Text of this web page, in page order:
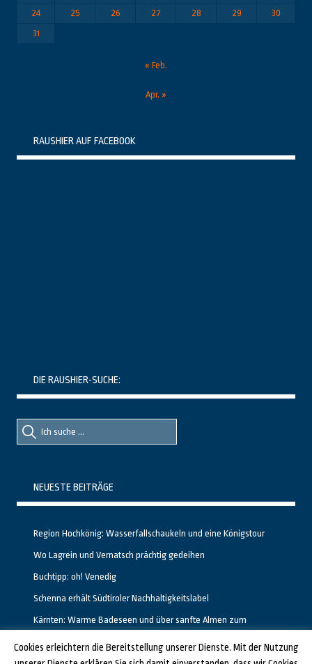
24
25 26 27 28 29
30
31
« Feb.
Apr. »
RAUSHIER AUF FACEBOOK
DIE RAUSHIER-SUCHE:
Suche
nach::
Suche
nach:
NEUESTE BEITRÄGE
Region Hochkönig: Wasserfallschaukeln und eine Königstour
Wo Lagrein und Vernatsch prächtig gedeihen
Buchtipp: oh! Venedig
Schenna erhält Südtiroler Nachhaltigkeitslabel
Kärnten: Warme Badeseen und über sanfte Almen zum
Cookies erleichtern die Bereitstellung unserer Dienste. Mit der Nutzung